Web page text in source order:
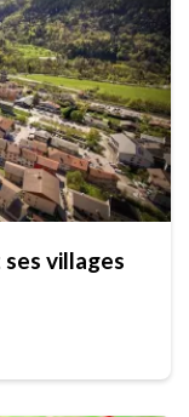
villages